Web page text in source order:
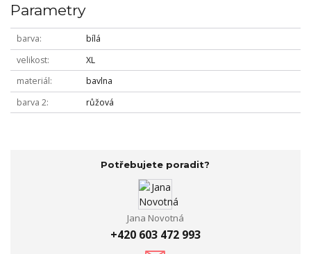
Parametry
barva
bílá
velikost
XL
materiál
bavlna
barva 2
růžová
Potřebujete poradit?
Jana Novotná
+420 603 472 993